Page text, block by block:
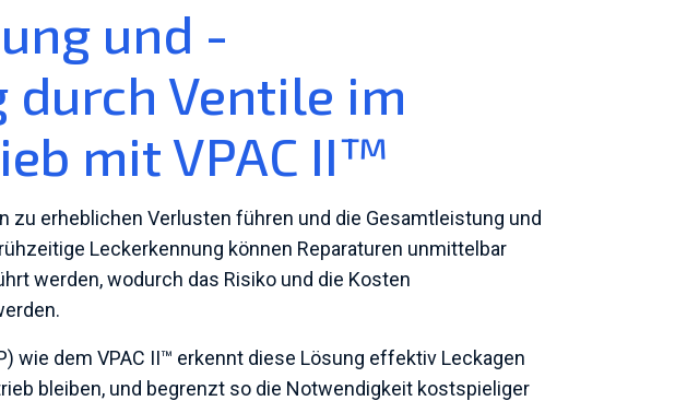
und -
Ventile im
mit VPAC II™
zu erheblichen Verlusten führen und die Gesamtleistung und
Leckerkennung können Reparaturen unmittelbar
werden, wodurch das Risiko und die Kosten
dem VPAC II™ erkennt diese Lösung effektiv Leckagen
bleiben, und begrenzt so die Notwendigkeit kostspieliger